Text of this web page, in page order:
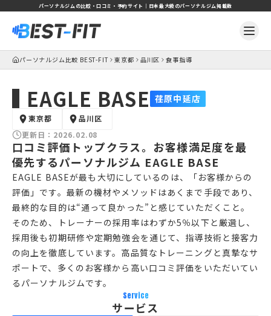
パーソナルジムの比較・口コミ・予約サイト｜日本最大級のパーソナルジム掲載数
パーソナルジム比較 BEST-FIT 東京都 品川区 食事指導
EAGLE BASE 荏原中延店
東京都
品川区
更新日： 2026.02.08
口コミ評価トップクラス。お客様満足度を最
優先するパーソナルジム EAGLE BASE
EAGLE BASEが最も大切にしているのは、「お客様からの
評価」です。最新の機材やメソッドはあくまで手段であり、
最終的な目的は“通って良かった”と感じていただくこと。
そのため、トレーナーの採用率はわずか5％以下と厳選し、
採用後も初期研修や定期勉強会を通じて、指導技術と接客力
の向上を徹底しています。高品質なトレーニングと真摯なサ
ポートで、多くのお客様から高い口コミ評価をいただいてい
るパーソナルジムです。
Service
サービス